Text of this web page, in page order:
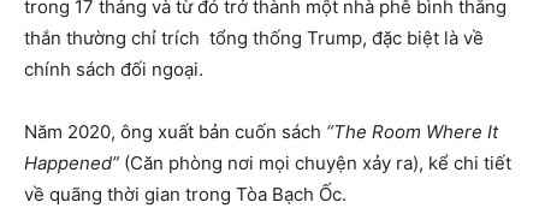
trong 17 tháng và từ đó trở thành một nhà phê bình thẳng
thắn thường chỉ trích tổng thống Trump, đặc biệt là về
chính sách đối ngoại.
Năm 2020, ông xuất bản cuốn sách “The Room Where It
Happened” (Căn phòng nơi mọi chuyện xảy ra), kể chi tiết
về quãng thời gian trong Tòa Bạch Ốc.